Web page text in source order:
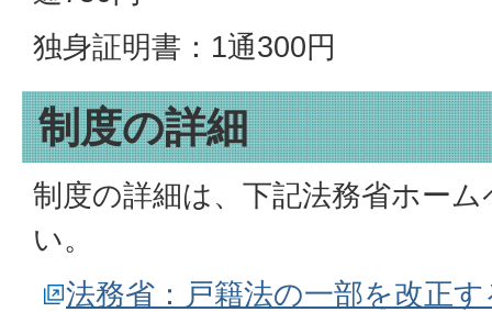
独身証明書：1通300円
制度の詳細
制度の詳細は、下記法務省ホー
い。
法務省：戸籍法の一部を改正